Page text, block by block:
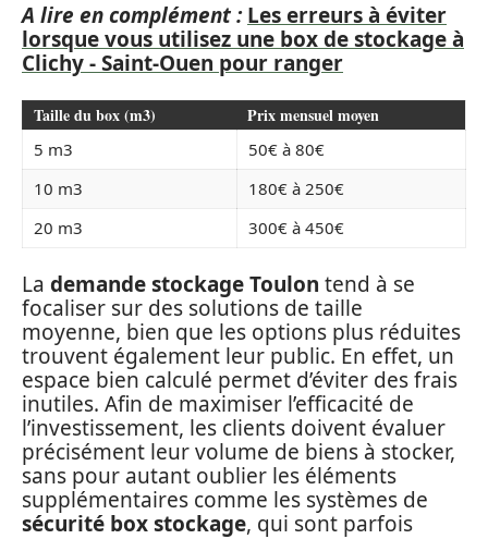
A lire en complément : Les erreurs à éviter
lorsque vous utilisez une box de stockage à
Clichy - Saint-Ouen pour ranger
Taille du box (m3) Prix mensuel moyen
5 m3
50€ à 80€
10 m3
180€ à 250€
20 m3
300€ à 450€
La demande stockage Toulon tend à se
focaliser sur des solutions de taille
moyenne, bien que les options plus réduites
trouvent également leur public. En effet, un
espace bien calculé permet d’éviter des frais
inutiles. Afin de maximiser l’efficacité de
l’investissement, les clients doivent évaluer
précisément leur volume de biens à stocker,
sans pour autant oublier les éléments
supplémentaires comme les systèmes de
sécurité box stockage, qui sont parfois